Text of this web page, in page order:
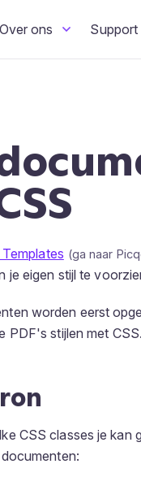
Over ons Support
je eigen stijl te
worden eerst
PDF's stijlen met CSS.
CSS classes je